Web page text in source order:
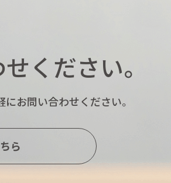
ください。
にお問い合わせください。
ら